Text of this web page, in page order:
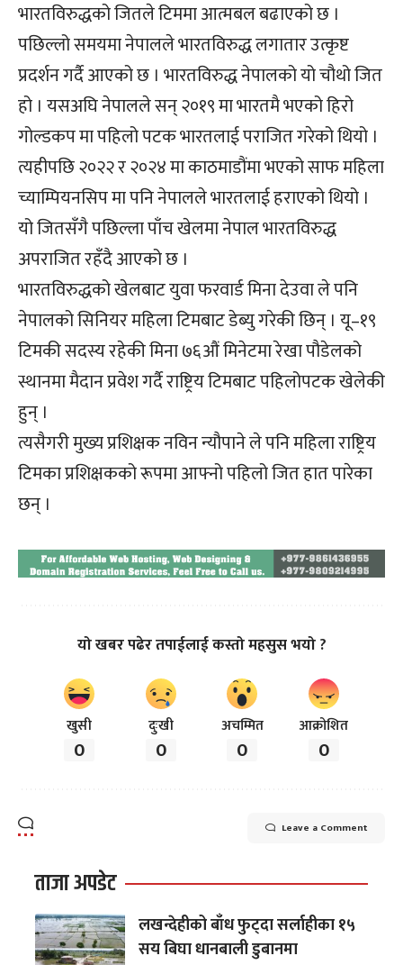
भारतविरुद्धको जितले टिममा आत्मबल बढाएको छ ।
पछिल्लो समयमा नेपालले भारतविरुद्ध लगातार उत्कृष्ट
प्रदर्शन गर्दै आएको छ । भारतविरुद्ध नेपालको यो चौथो जित
हो । यसअघि नेपालले सन् २०१९ मा भारतमै भएको हिरो
गोल्डकप मा पहिलो पटक भारतलाई पराजित गरेको थियो ।
त्यहीपछि २०२२ र २०२४ मा काठमाडौंमा भएको साफ महिला
च्याम्पियनसिप मा पनि नेपालले भारतलाई हराएको थियो ।
यो जितसँगै पछिल्ला पाँच खेलमा नेपाल भारतविरुद्ध
अपराजित रहँदै आएको छ ।
भारतविरुद्धको खेलबाट युवा फरवार्ड मिना देउवा ले पनि
नेपालको सिनियर महिला टिमबाट डेब्यु गरेकी छिन् । यू–१९
टिमकी सदस्य रहेकी मिना ७६औं मिनेटमा रेखा पौडेलको
स्थानमा मैदान प्रवेश गर्दै राष्ट्रिय टिमबाट पहिलोपटक खेलेकी
हुन् ।
त्यसैगरी मुख्य प्रशिक्षक नविन न्यौपाने ले पनि महिला राष्ट्रिय
टिमका प्रशिक्षकको रूपमा आफ्नो पहिलो जित हात पारेका
छन् ।
यो खबर पढेर तपाईलाई कस्तो महसुस भयो ?
खुसी
0
दुःखी
0
अचम्मित
0
आक्रोशित
0
Leave a Comment
ताजा अपडेट
लखन्देहीको बाँध फुट्दा सर्लाहीका १५
सय बिघा धानबाली डुबानमा